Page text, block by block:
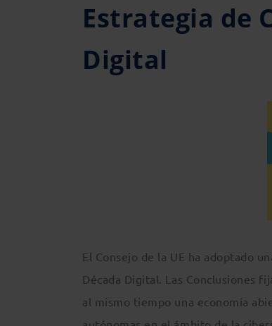
Estrategia de
Digital
El Consejo de la UE ha adoptado
Década Digital. Las Conclusiones
al mismo tiempo una economía